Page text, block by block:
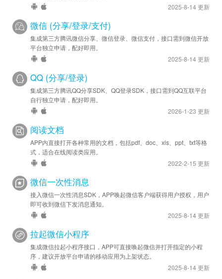
2025-8-14 更新
微信 (分享/登录/支付)
集成第三方腾讯微信分享、微信登录、微信支付，接口需到微信开放
平台独立申请，配好即用。
2025-8-14 更新
QQ (分享/登录)
集成第三方腾讯QQ分享SDK、QQ登录SDK，接口需到QQ互联平台
自行独立申请，配好即用。
2026-1-23 更新
阅读文档
APP内直接打开各种常用的文档，包括pdf、doc、xls、ppt、txt等格
式，适合在线阅读类应用。
2022-2-15 更新
微信一次性消息
接入微信一次性消息SDK，APP唤起微信客户端获得用户授权，用户
即可收到微信下发消息通知。
2025-8-14 更新
拉起微信小程序
集成微信拉起小程序接口，APP可直接唤起微信并打开指定的小程
序，建议开放平台申请的移动应用为上架状态。
2025-8-14 更新